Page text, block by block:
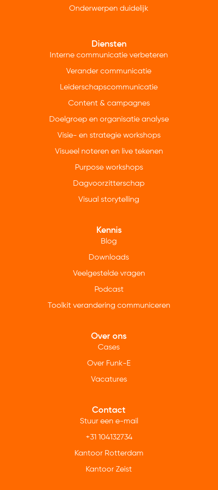
Onderwerpen duidelijk
Diensten
Interne communicatie verbeteren
Verander communicatie
Leiderschapscommunicatie
Content & campagnes
Doelgroep en organisatie analyse
Visie- en strategie workshops
Visueel noteren en live tekenen
Purpose workshops
Dagvoorzitterschap
Visual storytelling
Kennis
Blog
Downloads
Veelgestelde vragen
Podcast
Toolkit verandering communiceren
Over ons
Cases
Over Funk-E
Vacatures
Contact
Stuur een e-mail
+31 104132734
Kantoor Rotterdam
Kantoor Zeist